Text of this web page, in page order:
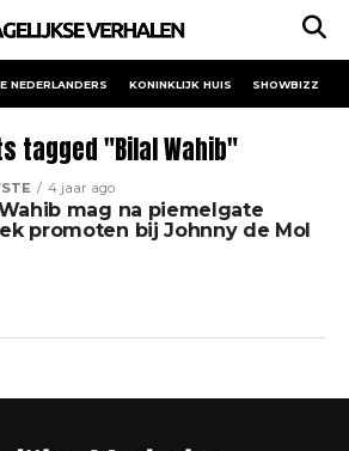
NEDERLANDERS KONINKLIJK HUIS SHOWBIZZ
tagged "Bilal Wahib"
4 jaar ago
mag na piemelgate
promoten bij Johnny de Mol